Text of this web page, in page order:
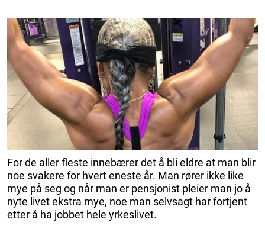
For de aller fleste innebærer det å bli eldre at man blir
noe svakere for hvert eneste år. Man rører ikke like
mye på seg og når man er pensjonist pleier man jo å
nyte livet ekstra mye, noe man selvsagt har fortjent
etter å ha jobbet hele yrkeslivet.